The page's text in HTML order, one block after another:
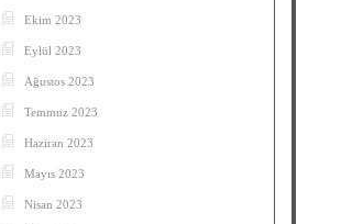
Ekim 2023
Eylül 2023
Ağustos 2023
Temmuz 2023
Haziran 2023
Mayıs 2023
Nisan 2023